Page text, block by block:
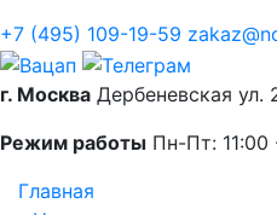
+7 (495) 109-19-59
г. Москва Дербеневская ул.
Режим работы Пн-Пт: 11:00
Главная